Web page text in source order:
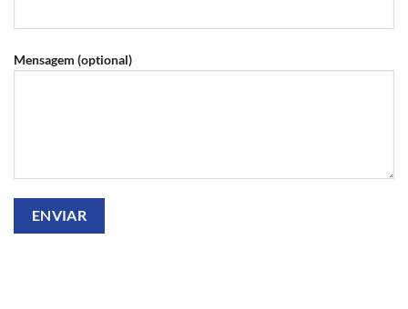
Mensagem (optional)